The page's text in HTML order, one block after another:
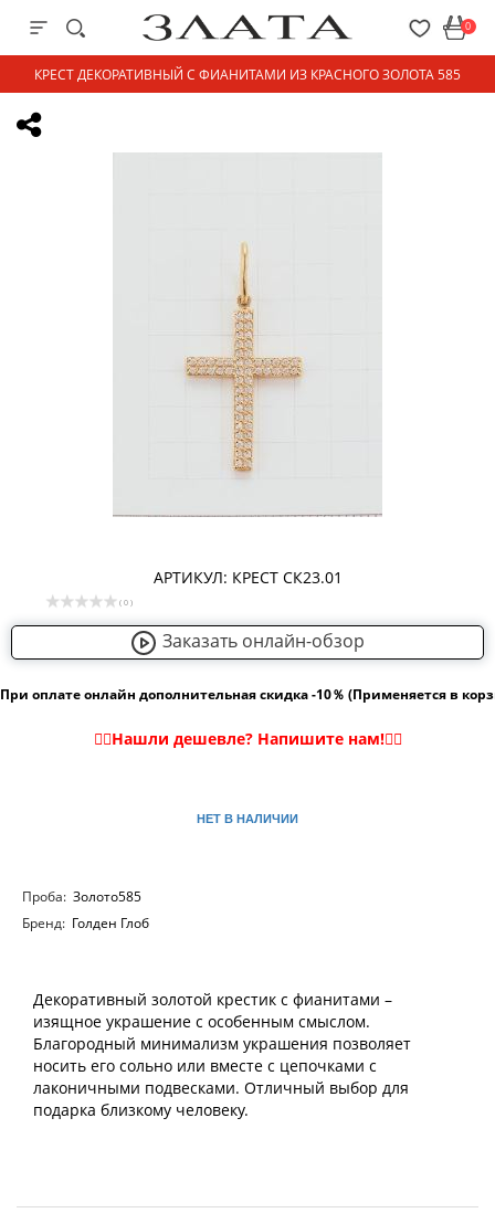
0
КРЕСТ ДЕКОРАТИВНЫЙ С ФИАНИТАМИ ИЗ КРАСНОГО ЗОЛОТА 585
АРТИКУЛ: КРЕСТ СК23.01
( 0 )
Заказать онлайн-обзор
При оплате онлайн дополнительная скидка -10％ (Применяется в
НЕТ В НАЛИЧИИ
Проба: Золото585
Бренд: Голден Глоб
Декоративный золотой крестик с фианитами –
изящное украшение с особенным смыслом.
Благородный минимализм украшения позволяет
носить его сольно или вместе с цепочками с
лаконичными подвесками. Отличный выбор для
подарка близкому человеку.